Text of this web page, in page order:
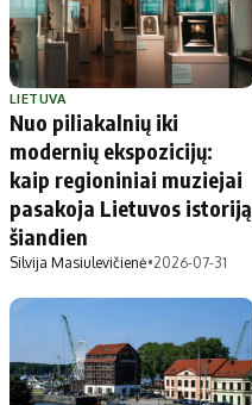
LIETUVA
Nuo piliakalnių iki
modernių ekspozicijų:
kaip regioniniai muziejai
pasakoja Lietuvos istoriją
šiandien
Silvija Masiulevičienė•2026-07-31